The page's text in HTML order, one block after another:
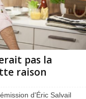
pas la
raison
d'Éric Salvail